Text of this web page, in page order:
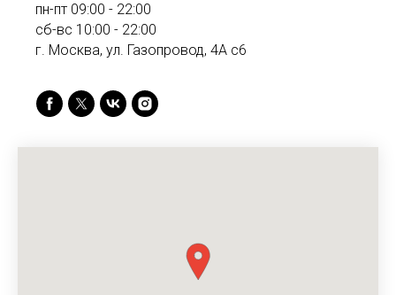
пн-пт 09:00 - 22:00
сб-вс 10:00 - 22:00
г. Москва, ул. Газопровод, 4А с6